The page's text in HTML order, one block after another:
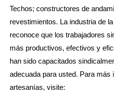
Techos; constructores de
revestimientos. La industria de
reconoce que los trabajadores
más productivos, efectivos y
han sido capacitados
adecuada para usted. Para más
artesanías, visite: